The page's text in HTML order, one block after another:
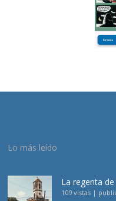
Lo más leído
La regenta
109 vistas |